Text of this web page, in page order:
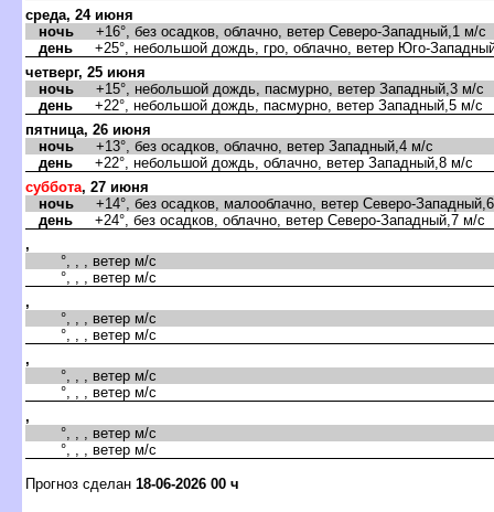
среда, 24 июня
ночь +16°, без осадков, облачно, ветер Северо-Западный,1 м/с
день +25°, небольшой дождь, гро, облачно, ветер Юго-
четверг, 25 июня
ночь +15°, небольшой дождь, пасмурно, ветер Западный,3 м/с
день +22°, небольшой дождь, пасмурно, ветер Западный,5 м/с
пятница, 26 июня
ночь +13°, без осадков, облачно, ветер Западный,4 м/с
день +22°, небольшой дождь, облачно, ветер Западный,8 м/с
суббота, 27 июня
ночь +14°, без осадков, малооблачно, ветер Северо-
день +24°, без осадков, облачно, ветер Северо-Западный,7 м/с
,
°, , , ветер м/с
°, , , ветер м/с
,
°, , , ветер м/с
°, , , ветер м/с
,
°, , , ветер м/с
°, , , ветер м/с
,
°, , , ветер м/с
°, , , ветер м/с
Прогноз сделан 18-06-2026 00 ч